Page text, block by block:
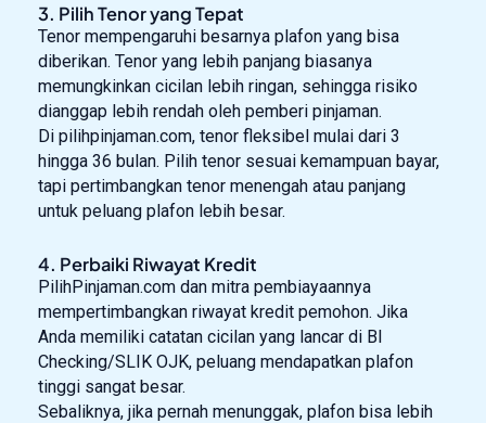
3. Pilih Tenor yang Tepat
Tenor mempengaruhi besarnya plafon yang bisa
diberikan. Tenor yang lebih panjang biasanya
memungkinkan cicilan lebih ringan, sehingga risiko
dianggap lebih rendah oleh pemberi pinjaman.
Di pilihpinjaman.com, tenor fleksibel mulai dari 3
hingga 36 bulan. Pilih tenor sesuai kemampuan bayar,
tapi pertimbangkan tenor menengah atau panjang
untuk peluang plafon lebih besar.
4. Perbaiki Riwayat Kredit
PilihPinjaman.com dan mitra pembiayaannya
mempertimbangkan riwayat kredit pemohon. Jika
Anda memiliki catatan cicilan yang lancar di BI
Checking/SLIK OJK, peluang mendapatkan plafon
tinggi sangat besar.
Sebaliknya, jika pernah menunggak, plafon bisa lebih